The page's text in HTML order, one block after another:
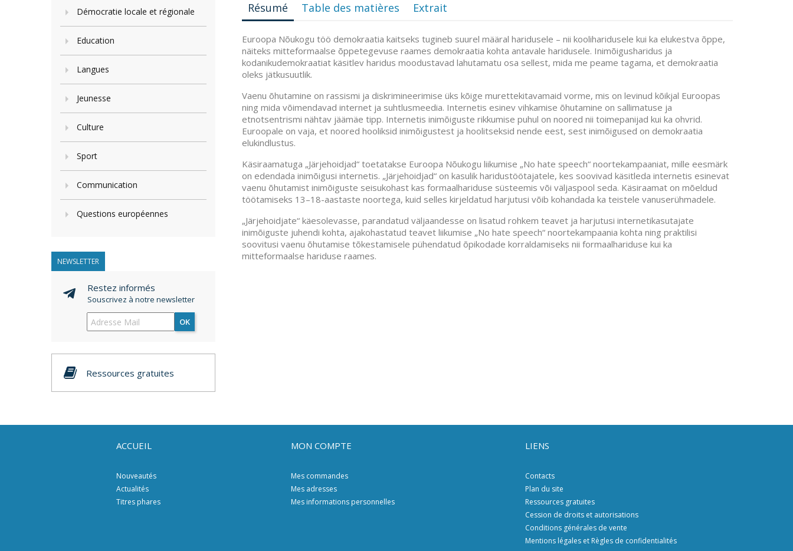
Démocratie locale et régionale
Education
Langues
Jeunesse
Culture
Sport
Communication
Questions européennes
NEWSLETTER
Restez informés
Souscrivez à notre newsletter
OK
Ressources gratuites
Résumé Table des matières Extrait
Euroopa Nõukogu töö demokraatia kaitseks tugineb suurel määral haridusele – nii kooliharidusele kui ka elukestva õppe,
näiteks mitteformaalse õppetegevuse raames demokraatia kohta antavale haridusele. Inimõigusharidus ja
kodanikudemokraatiat käsitlev haridus moodustavad lahutamatu osa sellest, mida me peame tagama, et demokraatia
oleks jätkusuutlik.
Vaenu õhutamine on rassismi ja diskrimineerimise üks kõige murettekitavamaid vorme, mis on levinud kõikjal Euroopas
ning mida võimendavad internet ja suhtlusmeedia. Internetis esinev vihkamise õhutamine on sallimatuse ja
etnotsentrismi nähtav jäämäe tipp. Internetis inimõiguste rikkumise puhul on noored nii toimepanijad kui ka ohvrid.
Euroopale on vaja, et noored hooliksid inimõigustest ja hoolitseksid nende eest, sest inimõigused on demokraatia
elukindlustus.
Käsiraamatuga „Järjehoidjad“ toetatakse Euroopa Nõukogu liikumise „No hate speech“ noortekampaaniat, mille eesmärk
on edendada inimõigusi internetis. „Järjehoidjad“ on kasulik haridustöötajatele, kes soovivad käsitleda internetis esinevat
vaenu õhutamist inimõiguste seisukohast kas formaalhariduse süsteemis või väljaspool seda. Käsiraamat on mõeldud
töötamiseks 13–18-aastaste noortega, kuid selles kirjeldatud harjutusi võib kohandada ka teistele vanuserühmadele.
„Järjehoidjate“ käesolevasse, parandatud väljaandesse on lisatud rohkem teavet ja harjutusi internetikasutajate
inimõiguste juhendi kohta, ajakohastatud teavet liikumise „No hate speech“ noortekampaania kohta ning praktilisi
soovitusi vaenu õhutamise tõkestamisele pühendatud õpikodade korraldamiseks nii formaalhariduse kui ka
mitteformaalse hariduse raames.
ACCUEIL
Nouveautés
Actualités
Titres phares
MON COMPTE
Mes commandes
Mes adresses
Mes informations personnelles
LIENS
Contacts
Plan du site
Ressources gratuites
Cession de droits et autorisations
Conditions générales de vente
Mentions légales et Règles de confidentialités